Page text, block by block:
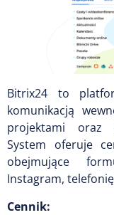
Bitrix24 to
komunikacją
projektami oraz
System oferuje
obejmujące
Instagram,
Cennik: